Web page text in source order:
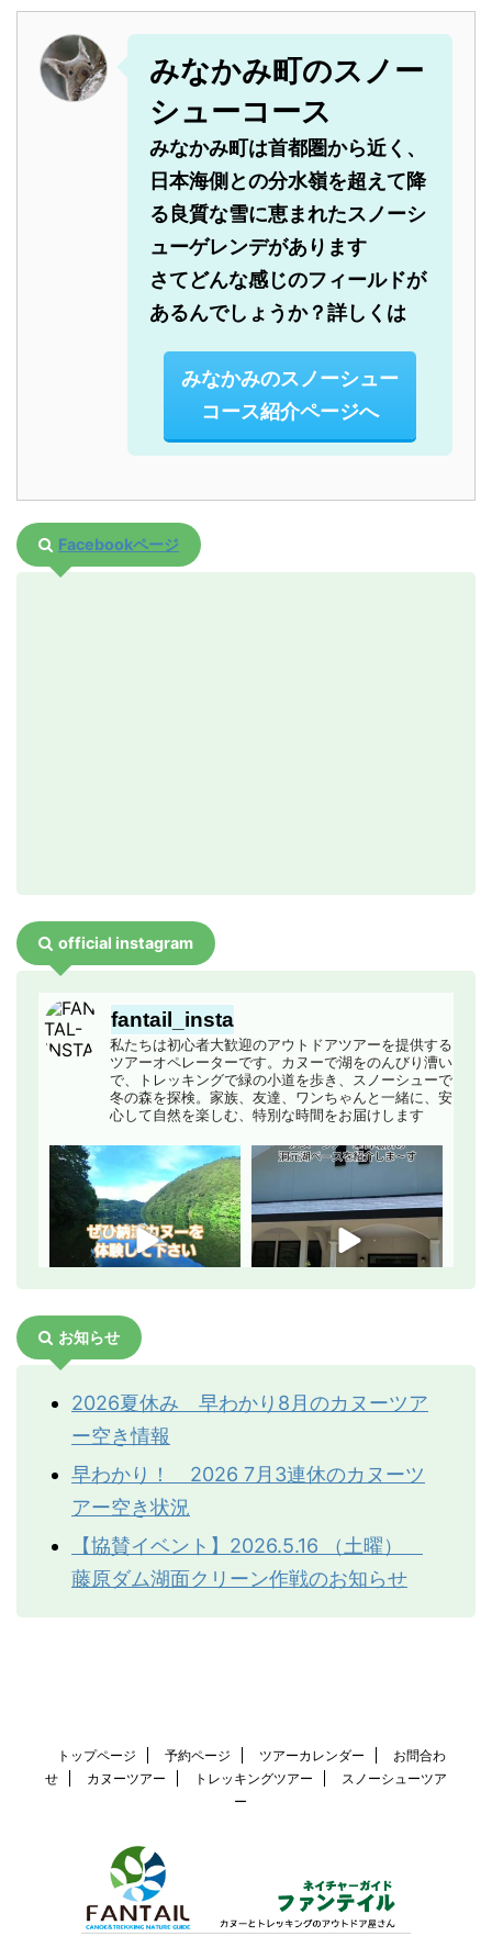
2
WEB予約フォームやお電話、
お問い合わせフォームでご予約
ください
予約フォームからツアーのご予約をされる
予約フォームへ
お電話でのご予約は0278-75-
へ（受付8：00～20：00）
※日中はフィールドでの対応となる場合が
あり、電波の届かないエリアにいることが
あり繋がりにくい場合がございます。予め
お問い合わせフォームからのご予約はこち
らへ
みなかみ道の駅「水紀行館」に午前10：00
までにお越しください
電車でお越しの方
電車ご利用の場合で上越新幹線の場合
上越新幹線上毛高原駅改札に午前9：30頃お迎
え
電車ご利用の場合で上越線の場合
ＪＲみなかみ駅改札口に午前9：45頃お迎え
宿にお泊りの方
送迎可能なエリアに限りがありますが、まず
はご相談ください。
（防水性の高いトレッ
キングシューズでも代
用できます）
登山用スパッツ
（ご自分のをお持ちの
方）
裾からの雪の進入を防ぎ
ます。無料でレンタルで
きます。
冬用グローブ
（スキーやスノーボー
ド用でも大丈夫です）
濡らしてしまうと保温性
がなくなりますので予備
も
温かい飲み物
サーモスなどにホットド
リンクを入れて
サングラスやゴーグル
雪の照り返しから眼を守
ったり、吹雪いたときに
ザック(リュック）
わんこ持ち物
１年以内の狂犬病、ワ
クチン接種の証明書
（コピー可）
いわんちゃんは基本的に
参加できません。フィー
ルドに病気を持ち込まな
いためです。ご協力くだ
さい
タオル 濡れたときに
リード
他のグループも山に入っ
ています。マナーを守り
エチケット袋
常備薬
食器類 水などをあげるとき
コーム
暖かいウェア 寒がりなわんちゃんに
ト
例えば参照はこちら
こに好評の靴下がこれで
PWAZドッグブーツ
す。
の中へ。ガイドが野鳥や
跡を追いかけたり。
のんびり歩きましょう。
天気が良ければスケール
の大きい景色のコース
も。
冬に一番遭遇する確率の
高い動物は天然記念物の
カモシカです。運がよけ
お昼の休憩です。みんな
で雪の中で昼食タイムで
す。暖かい陽気ならのん
びりとくつろぎましょ
13:00頃
0278-20-6060
ペンション ポミエ
（みなかみ）
0278-64-0005
スノードッグツアー参加実績犬種
ツアー参加の参考に
Ｍ・ダックス、トイプードル、ロットワイラ
ー、ラブラドールレトリバー、ゴールデンレト
リバー、ボーダーコリー、ラフコリー、柴犬、
サルーキ、バーニーマウンテンドッグ、ウエル
シュコーギー、フラットコーテッドレトリバ
ー、ベルジアン・シェパード、ノーフォークテ
リア、ウエストハイランドホワイトテリア、ジ
ャックラッセルテリア、プーリー、ポーチュギ
みなかみ町のスノー
シューコース
みなかみ町は首都圏から近く、
日本海側との分水嶺を超えて降
る良質な雪に恵まれたスノーシ
ューゲレンデがあります
さてどんな感じのフィールドが
あるんでしょうか？詳しくは
みなかみのスノーシュー
コース紹介ページへ
Facebookページ
official instagram
fantail_insta
私たちは初心者大歓迎のアウトドアツアーを提供する
ツアーオペレーターです。カヌーで湖をのんびり漕い
で、トレッキングで緑の小道を歩き、スノーシューで
冬の森を探検。家族、友達、ワンちゃんと一緒に、安
心して自然を楽しむ、特別な時間をお届けします
お知らせ
2026夏休み 早わかり8月のカヌーツア
ー空き情報
早わかり！ 2026 7月3連休のカヌーツ
アー空き状況
【協賛イベント】2026.5.16 （土曜）
藤原ダム湖面クリーン作戦のお知らせ
トップページ 予約ページ ツアーカレンダー
お問合わ
せ
カヌーツアー トレッキングツアー
スノーシューツア
ー